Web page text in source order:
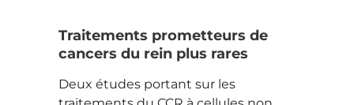
Traitements prometteurs de
cancers du rein plus rares
Deux études portant sur les